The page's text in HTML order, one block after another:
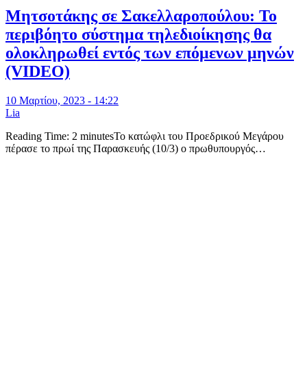
Μητσοτάκης σε Σακελλαροπούλου: Το
περιβόητο σύστημα τηλεδιοίκησης θα
ολοκληρωθεί εντός των επόμενων μηνών
(VIDEO)
10 Μαρτίου, 2023 - 14:22
Lia
Reading Time: 2 minutesΤο κατώφλι του Προεδρικού Μεγάρου
πέρασε το πρωί της Παρασκευής (10/3) ο πρωθυπουργός…